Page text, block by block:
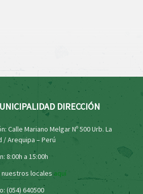
DIRECCIÓN
Calle Mariano Melgar Nº 500 Urb. La
/ Arequipa – Perú
8:00h a 15:00h
nuestros locales aquí
(054) 640500